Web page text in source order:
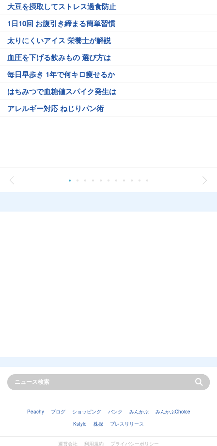
大豆を摂取してストレス過食防止
1日10回 お腹引き締まる簡単習慣
太りにくいアイス 栄養士が解説
血圧を下げる飲みもの 選び方は
毎日早歩き 1年で何キロ痩せるか
はちみつで血糖値スパイク発生は
アレルギー対応 ねじりパン術
Peachy ブログ ショッピング バンク みんかぶ
みんかぶChoice
Kstyle
株探 プレスリリース
運営会社 利用規約 プライバシーポリシー